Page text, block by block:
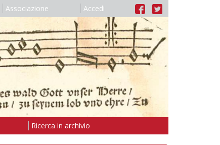
Associazione Accedi
Ricerca in archivio